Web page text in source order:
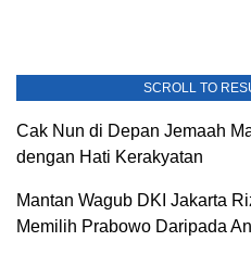
SCROLL TO
Cak Nun di Depan Jemaah
dengan Hati Kerakyatan
Mantan Wagub DKI Jakarta
Memilih Prabowo Daripada